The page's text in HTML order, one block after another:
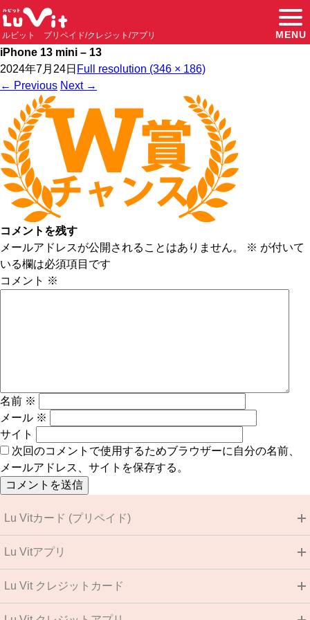
ルビット プリペイド/クレジット/アプリ MENU
iPhone 13 mini – 13
2024年7月24日 Full resolution (346 × 186)
← Previous Next →
コメントを残す
メールアドレスが公開されることはありません。
※ が付いて
いる欄は必須項目です
コメント ※
名前 ※
メール ※
サイト
次回のコメントで使用するためブラウザーに自分の名前、
メールアドレス、サイトを保存する。
Lu Vitカード (プリペイド)
Lu Vitアプリ
Lu Vit クレジットカード